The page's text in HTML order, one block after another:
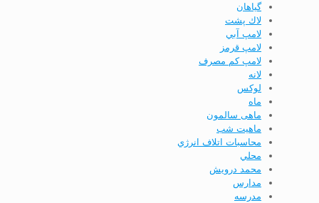
گياهان
لاك پشت
لامپ آبي
لامپ قرمز
لامپ كم مصرف
لانه
لوکس
ماه
ماهی سالمون
ماهیت شب
محاسبات اتلاف انرژي
محلي
محمد درویش
مدارس
مدرسه